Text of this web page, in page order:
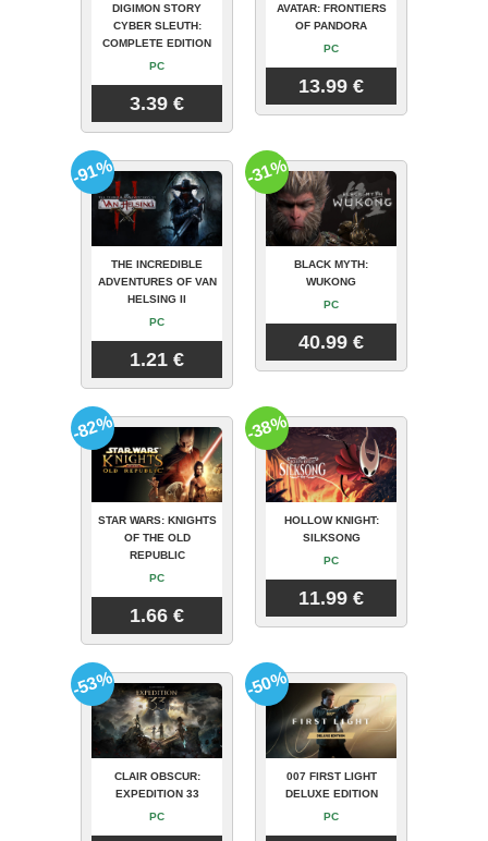
DIGIMON STORY
CYBER SLEUTH:
COMPLETE EDITION
PC
3.39 €
AVATAR: FRONTIERS
OF PANDORA
PC
13.99 €
THE INCREDIBLE
ADVENTURES OF VAN
HELSING II
PC
1.21 €
-91%
BLACK MYTH:
WUKONG
PC
40.99 €
-31%
STAR WARS: KNIGHTS
OF THE OLD
REPUBLIC
PC
1.66 €
-82%
HOLLOW KNIGHT:
SILKSONG
PC
11.99 €
-38%
CLAIR OBSCUR:
EXPEDITION 33
PC
-53%
007 FIRST LIGHT
DELUXE EDITION
PC
-50%